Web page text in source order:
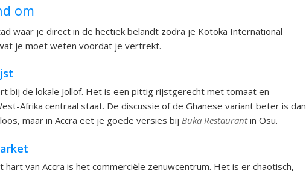
om
waar je direct in de hectiek belandt zodra je Kotoka International
je moet weten voordat je vertrekt.
bij de lokale Jollof. Het is een pittig rijstgerecht met tomaat en
Afrika centraal staat. De discussie of de Ghanese variant beter is dan
maar in Accra eet je goede versies bij Buka Restaurantin Osu.
hart van Accra is het commerciële zenuwcentrum. Het is er chaotisch,